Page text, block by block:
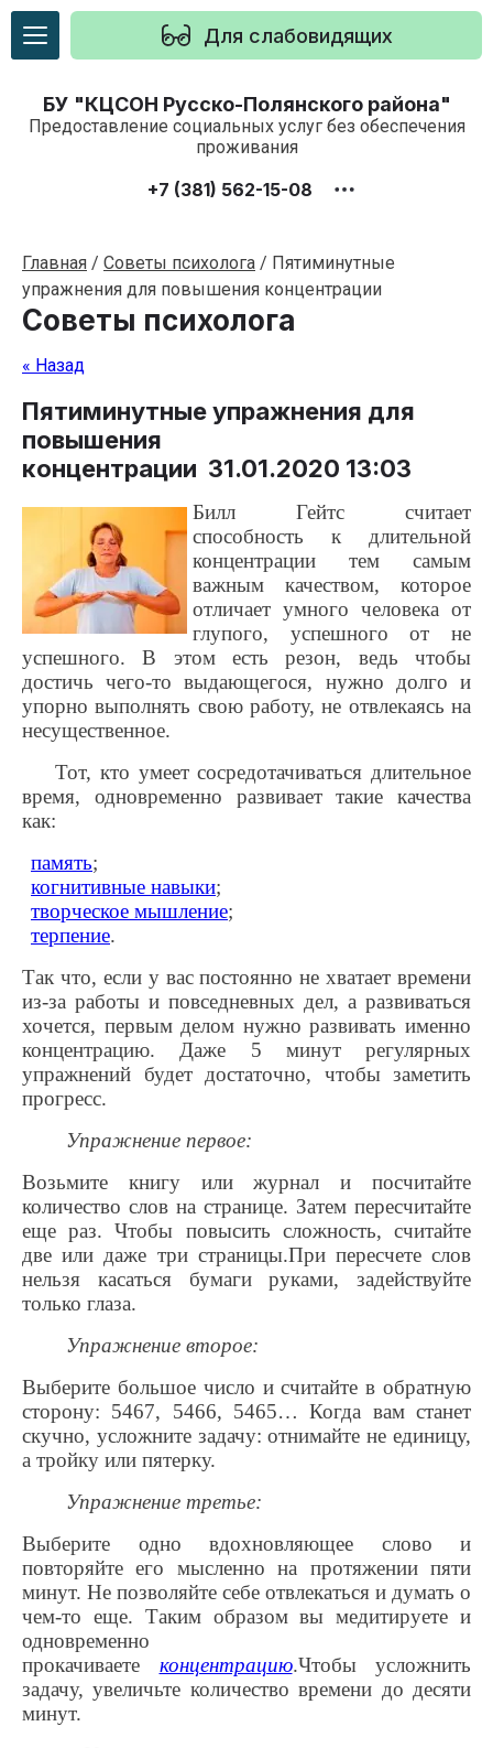
Для слабовидящих
БУ "КЦСОН Русско-Полянского района"
Предоставление социальных услуг без обеспечения
проживания
+7 (381) 562-15-08
Главная / Советы психолога / Пятиминутные
упражнения для повышения концентрации
Советы психолога
« Назад
Пятиминутные упражнения для
повышения
концентрации 31.01.2020 13:03
Билл Гейтс считает
способность к длительной
концентрации тем самым
важным качеством, которое
отличает умного человека от
глупого, успешного от не
успешного. В этом есть резон, ведь чтобы
достичь чего-то выдающегося, нужно долго и
упорно выполнять свою работу, не отвлекаясь на
несущественное.
Тот, кто умеет сосредотачиваться длительное
время, одновременно развивает такие качества
как:
память;
когнитивные навыки;
творческое мышление;
терпение.
Так что, если у вас постоянно не хватает времени
из-за работы и повседневных дел, а развиваться
хочется, первым делом нужно развивать именно
концентрацию. Даже 5 минут регулярных
упражнений будет достаточно, чтобы заметить
прогресс.
Упражнение первое:
Возьмите книгу или журнал и посчитайте
количество слов на странице. Затем пересчитайте
еще раз. Чтобы повысить сложность, считайте
две или даже три страницы.При пересчете слов
нельзя касаться бумаги руками, задействуйте
только глаза.
Упражнение второе:
Выберите большое число и считайте в обратную
сторону: 5467, 5466, 5465… Когда вам станет
скучно, усложните задачу: отнимайте не единицу,
а тройку или пятерку.
Упражнение третье:
Выберите одно вдохновляющее слово и
повторяйте его мысленно на протяжении пяти
минут. Не позволяйте себе отвлекаться и думать о
чем-то еще. Таким образом вы медитируете и
одновременно
прокачиваете концентрацию.Чтобы усложнить
задачу, увеличьте количество времени до десяти
минут.